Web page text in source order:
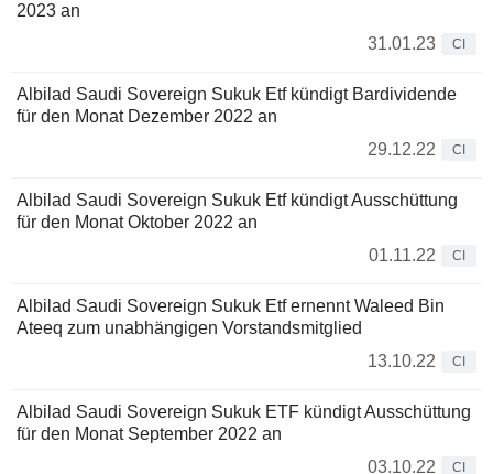
2023 an
31.01.23
CI
Albilad Saudi Sovereign Sukuk Etf kündigt Bardividende
für den Monat Dezember 2022 an
29.12.22
CI
Albilad Saudi Sovereign Sukuk Etf kündigt Ausschüttung
für den Monat Oktober 2022 an
01.11.22
CI
Albilad Saudi Sovereign Sukuk Etf ernennt Waleed Bin
Ateeq zum unabhängigen Vorstandsmitglied
13.10.22
CI
Albilad Saudi Sovereign Sukuk ETF kündigt Ausschüttung
für den Monat September 2022 an
03.10.22
CI